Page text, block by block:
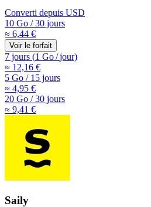
Converti depuis USD
10 Go /30 jours
≈ 6,44 €
Voir le forfait
7 jours (1 Go/jour)
≈ 12,16 €
5 Go /15 jours
≈ 4,95 €
20 Go /30 jours
≈ 9,41 €
Saily